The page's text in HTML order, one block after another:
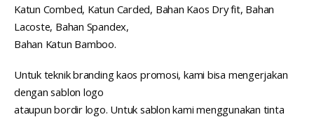
Katun Combed, Katun Carded, Bahan Kaos Dry fit, Bahan
Lacoste, Bahan Spandex,
Bahan Katun Bamboo.
Untuk teknik branding kaos promosi, kami bisa mengerjakan
dengan sablon logo
ataupun bordir logo. Untuk sablon kami menggunakan tinta